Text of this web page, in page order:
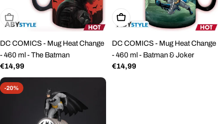
Épuisé
DC COMICS - Mug Heat Change
- 460 ml - The Batman
Prix
régulier
€14,99
Ajouter Au Panier
DC COMICS - Mug Heat Change
- 460 ml - Batman & Joker
Prix
€14,99
-20%